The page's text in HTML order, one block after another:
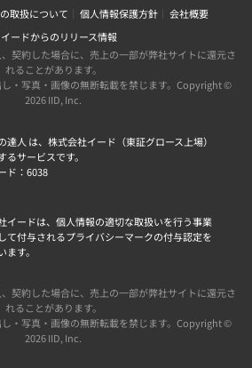
取扱について 個人情報保護方針
会社概要
イードからのリリース情報
契約した場合に、売上の一部が弊社サイトに還元さ
れることがあります。
・写真・画像の無断転載を禁じます。Copyright ©
2026 IID, Inc.
達人 は、株式会社イード（東証グロース上場）
るサービスです。
ド：6038
イードは、個人情報の適切な取扱いを行う事業
て付与されるプライバシーマークの付与認定を
ます。
契約した場合に、売上の一部が弊社サイトに還元さ
れることがあります。
・写真・画像の無断転載を禁じます。Copyright ©
2026 IID, Inc.